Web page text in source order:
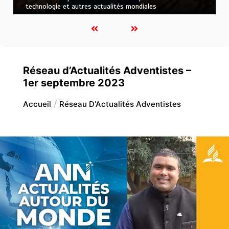
mondiales
Réseau d’Actualités Adventistes –
1er septembre 2023
Accueil Réseau D'Actualités Adventistes